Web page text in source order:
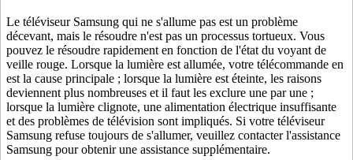
Le téléviseur Samsung qui ne s'allume pas est un problème
décevant, mais le résoudre n'est pas un processus tortueux. Vous
pouvez le résoudre rapidement en fonction de l'état du voyant de
veille rouge. Lorsque la lumière est allumée, votre télécommande en
est la cause principale ; lorsque la lumière est éteinte, les raisons
deviennent plus nombreuses et il faut les exclure une par une ;
lorsque la lumière clignote, une alimentation électrique insuffisante
et des problèmes de télévision sont impliqués. Si votre téléviseur
Samsung refuse toujours de s'allumer, veuillez contacter l'assistance
Samsung pour obtenir une assistance supplémentaire.